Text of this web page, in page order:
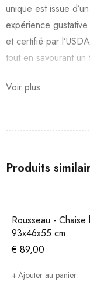
unique est issue
expérience
et certifié par
tout en savourant un
Voir plus
Produits
Rousseau - Chaise
93x46x55 cm
€ 89,00
Ajouter au panier